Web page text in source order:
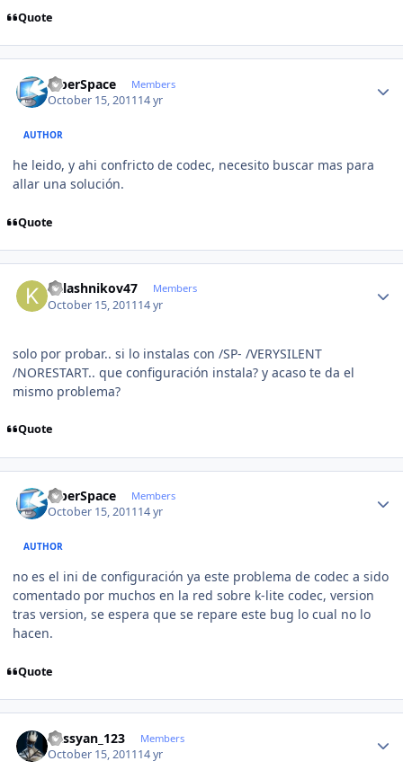
Quote
CiberSpace Members
October 15, 201114 yr
AUTHOR
he leido, y ahi confricto de codec, necesito buscar mas para
allar una solución.
Quote
kalashnikov47 Members
October 15, 201114 yr
solo por probar.. si lo instalas con /SP- /VERYSILENT
/NORESTART.. que configuración instala? y acaso te da el
mismo problema?
Quote
CiberSpace Members
October 15, 201114 yr
AUTHOR
no es el ini de configuración ya este problema de codec a sido
comentado por muchos en la red sobre k-lite codec, version
tras version, se espera que se repare este bug lo cual no lo
hacen.
Quote
kassyan_123 Members
October 15, 201114 yr